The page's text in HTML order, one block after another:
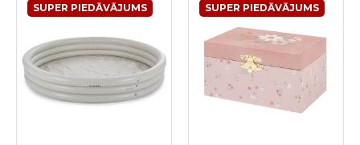
SUPER PIEDĀVĀJUMS SUPER PIEDĀVĀJUMS